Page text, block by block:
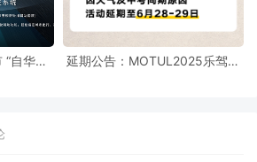
自华魔”
延期公告：MOTUL2025乐驾中